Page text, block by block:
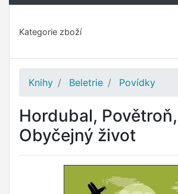
Kategorie zboží
Knihy Beletrie Povídky
Hordubal, Povětroň,
Obyčejný život